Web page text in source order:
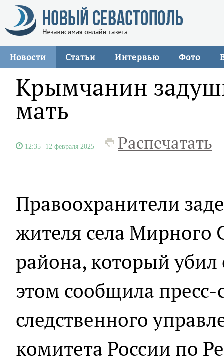
Новости Статьи Интервью Фото
Крымчанин
мать
12:35 12 февраля 2025 Распечатать
Правоохранители
жителя села Мирного
района, который
этом сообщила пресс-
следственного
комитета России по